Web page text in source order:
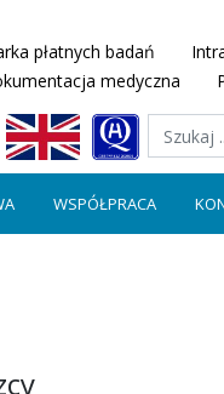
płatnych badań
medyczna
WSPÓŁPRACA